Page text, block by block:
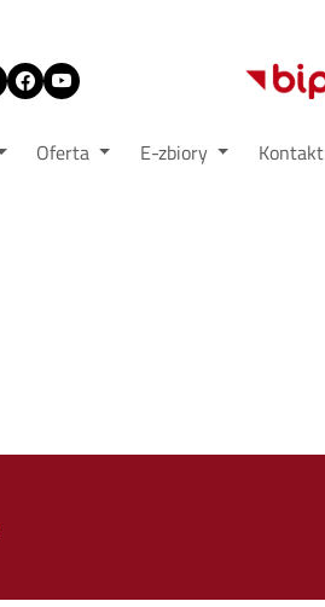
Oferta E-zbiory Kontakt